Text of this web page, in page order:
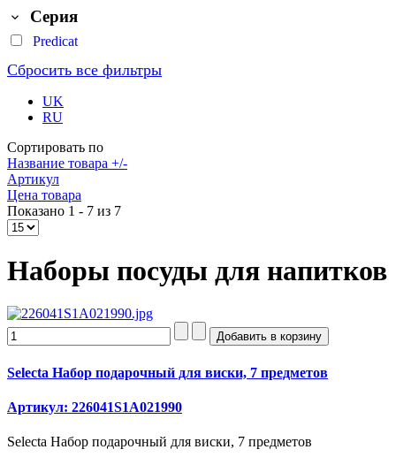
Серия
Predicat
Сбросить все фильтры
UK
RU
Сортировать по
Название товара +/-
Артикул
Цена товара
Показано 1 - 7 из 7
Наборы посуды для напитков
Selecta Набор подарочный для виски, 7 предметов
Артикул: 226041S1A021990
Selecta Набор подарочный для виски, 7 предметов